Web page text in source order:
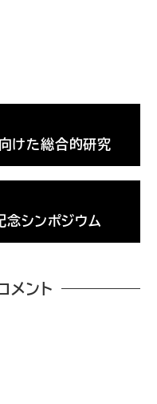
けた総合的研究
シンポジウム
メント